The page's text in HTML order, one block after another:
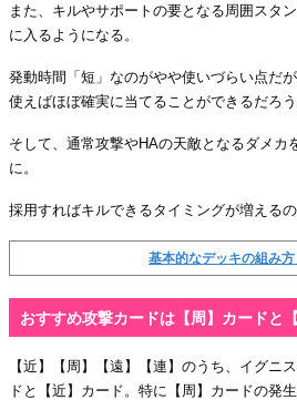
また、キルやサポートの要となる周囲スタン
に入るようになる。
発動時間「短」なのがやや使いづらい点だ
使えばほぼ確実に当てることができるだろう
そして、通常攻撃やHAの天敵となるダメカ
に。
採用すればキルできるタイミングが増える
基本的なデッキの組み
おすすめ攻撃カードは【周】カードと
【近】【周】【遠】【連】のうち、イグニ
ドと【近】カード。特に【周】カードの発